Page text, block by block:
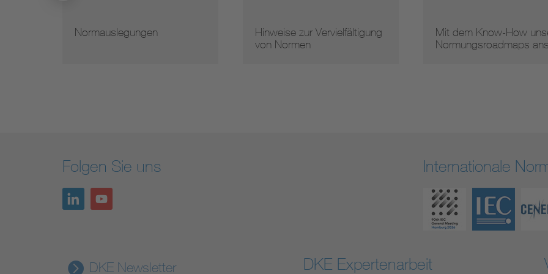
Normauslegungen
Hinweise zur Vervielfältigung
von Normen
Mit dem Know-How
Normungsroadmaps
Folgen Sie uns Internationale
DKE Newsletter DKE Expertenarbeit